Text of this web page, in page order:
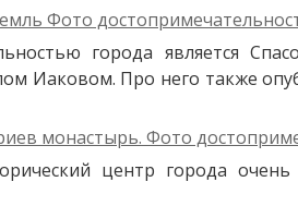
города является
Иаковом. Про него также
центр города